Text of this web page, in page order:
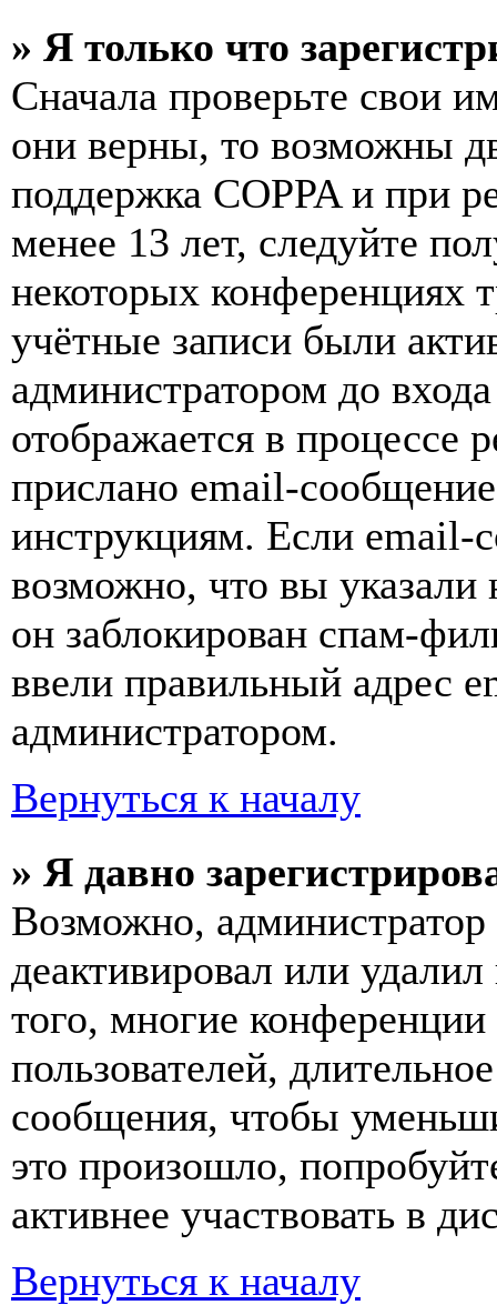
» Я только что
Сначала проверьте свои
они верны, то возможны
поддержка COPPA и при
менее 13 лет, следуйте
некоторых конференциях
учётные записи были
администратором до
отображается в процессе
прислано email-
инструкциям. Если email-
возможно, что вы
он заблокирован спам-
ввели правильный адрес
администратором.
Вернуться к началу
» Я давно
Возможно,
деактивировал или
того, многие
пользователей,
сообщения, чтобы
это произошло,
активнее участвовать в
Вернуться к началу